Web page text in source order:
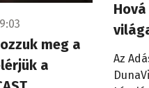
meg a
a
Az